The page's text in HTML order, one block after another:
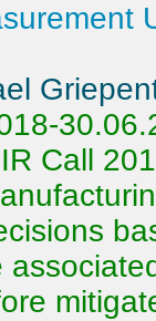
Call